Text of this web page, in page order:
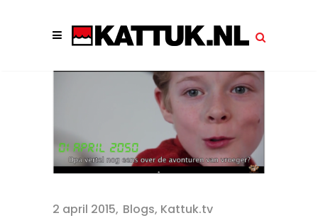
2 april 2015 Blogs, Kattuk.tv